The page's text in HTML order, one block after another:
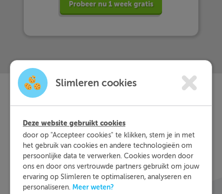
Probeer nu 1 week gratis
eigenlijk?
Met Slimleren oefen je online voor de vakken
waar je nog wat moeite mee hebt, waar en
wanneer je maar wilt. Theorie-uitleg, video-
Slimleren cookies
Deze website gebruikt cookies
door op "Accepteer cookies" te klikken, stem je in met
het gebruik van cookies en andere technologieën om
persoonlijke data te verwerken. Cookies worden door
ons en door ons vertrouwde partners gebruikt om jouw
ervaring op Slimleren te optimaliseren, analyseren en
personaliseren. Meer weten?